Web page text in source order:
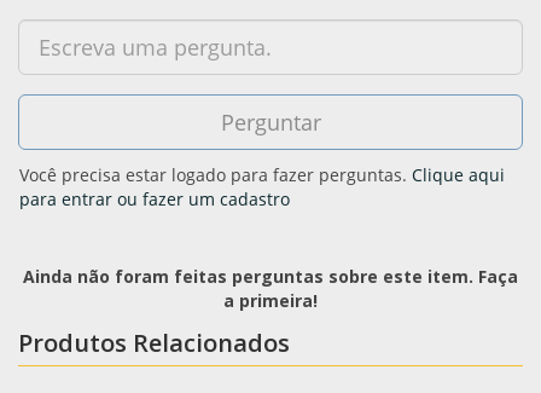
Você precisa estar logado para fazer perguntas. Clique aqui
para entrar ou fazer um cadastro
Ainda não foram feitas perguntas sobre este item. Faça
a primeira!
Produtos Relacionados